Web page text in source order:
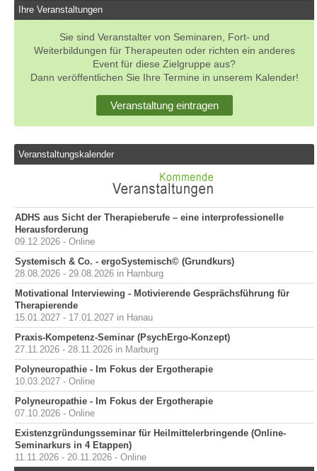
Ihre Veranstaltungen
Sie sind Veranstalter von Seminaren, Fort- und
Weiterbildungen für Therapeuten oder richten ein anderes
Event für diese Zielgruppe aus?
Dann veröffentlichen Sie Ihre Termine in unserem Kalender!
Veranstaltung eintragen
Veranstaltungskalender
ADHS aus Sicht der Therapieberufe – eine interprofessionelle
Herausforderung
09.12.2026 - Online
Systemisch & Co. - ergoSystemisch© (Grundkurs)
28.08.2026 - 29.08.2026 in Hamburg
Motivational Interviewing - Motivierende Gesprächsführung für
Therapierende
15.01.2027 - 17.01.2027 in Hanau
Praxis-Kompetenz-Seminar (PsychErgo-Konzept)
27.11.2026 - 28.11.2026 in Marburg
Polyneuropathie - Im Fokus der Ergotherapie
10.03.2027 - Online
Polyneuropathie - Im Fokus der Ergotherapie
07.10.2026 - Online
Existenzgründungsseminar für Heilmittelerbringende (Online-
Seminarkurs in 4 Etappen)
11.11.2026 - 20.11.2026 - Online